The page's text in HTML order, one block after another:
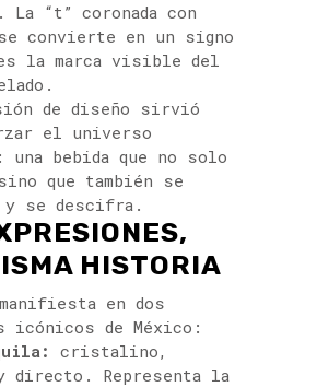
La “t” coronada con
convierte en un signo
la marca visible del
de diseño sirvió
el universo
bebida que no solo
que también se
y se descifra.
HISTORIA
en dos
icónicos de México:
cristalino,
directo. Representa la